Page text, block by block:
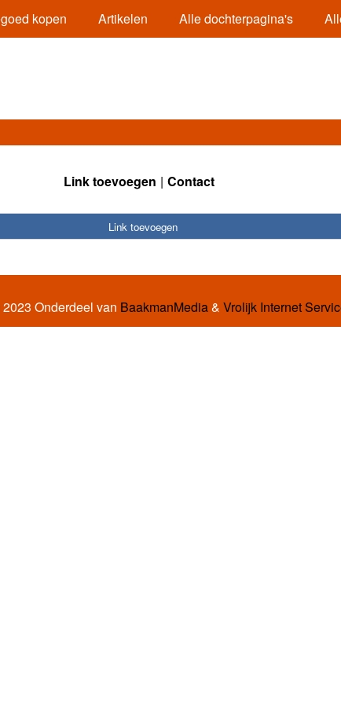
kopen Artikelen Alle dochterpagina's
Link toevoegen Contact
Link toevoegen
Onderdeel van BaakmanMedia& Vrolijk Internet